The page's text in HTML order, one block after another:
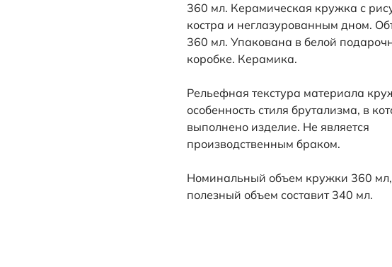
360 мл. Керамическая кружка с
костра и неглазурованным дном.
360 мл. Упакована в белой
коробке. Керамика.
Рельефная текстура материала
особенность стиля брутализма, в
выполнено изделие. Не является
производственным браком.
Номинальный объем кружки 360 мл,
полезный объем составит 340 мл.